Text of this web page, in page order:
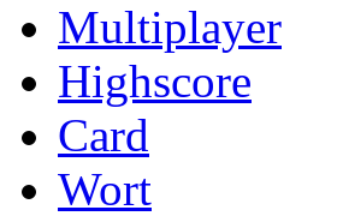
Multiplayer
Highscore
Card
Wort